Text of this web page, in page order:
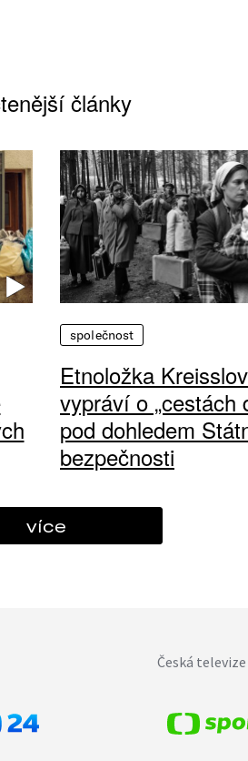
články
společnost
Etnoložka
vypráví o „cestách
pod dohledem
bezpečnosti
více
Česká